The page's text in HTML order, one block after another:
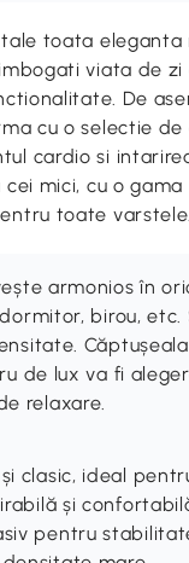
toata eleganta
viata de zi
De
cu o selectie
cardio si
cei mici, cu o
toate
armonios în
birou,
de lux va fi
relaxare.
clasic, ideal
și
pentru